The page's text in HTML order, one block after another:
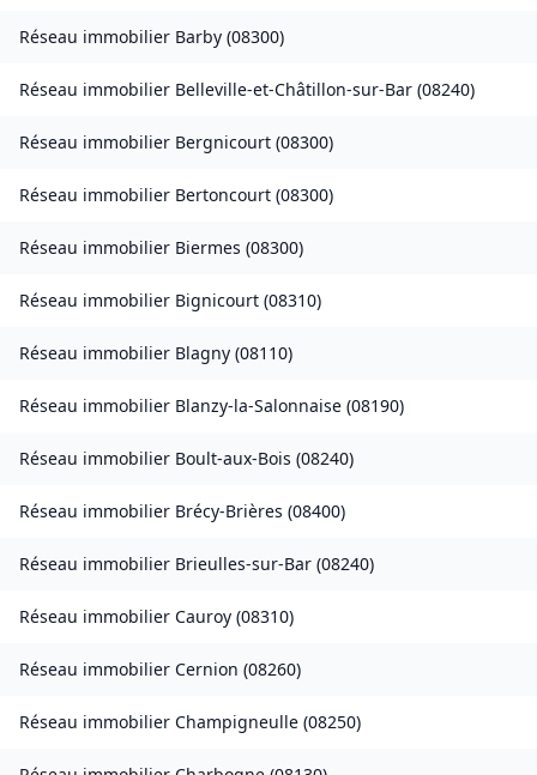
Réseau immobilier Barby (08300)
Réseau immobilier Belleville-et-Châtillon-sur-Bar (08240)
Réseau immobilier Bergnicourt (08300)
Réseau immobilier Bertoncourt (08300)
Réseau immobilier Biermes (08300)
Réseau immobilier Bignicourt (08310)
Réseau immobilier Blagny (08110)
Réseau immobilier Blanzy-la-Salonnaise (08190)
Réseau immobilier Boult-aux-Bois (08240)
Réseau immobilier Brécy-Brières (08400)
Réseau immobilier Brieulles-sur-Bar (08240)
Réseau immobilier Cauroy (08310)
Réseau immobilier Cernion (08260)
Réseau immobilier Champigneulle (08250)